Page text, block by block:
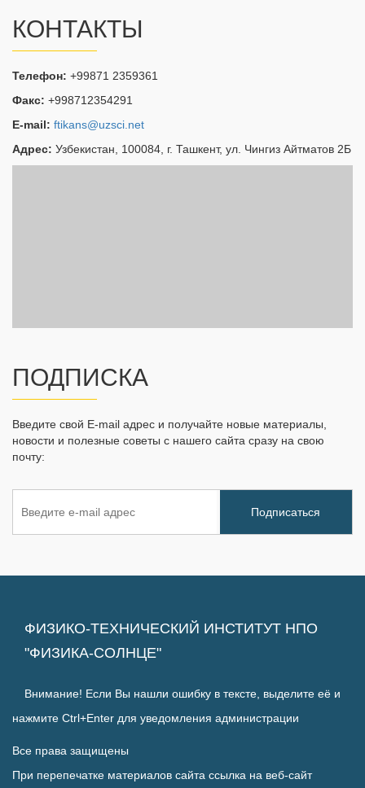
КОНТАКТЫ
Телефон: +99871 2359361
Факс: +998712354291
E-mail: ftikans@uzsci.net
Адрес: Узбекистан, 100084, г. Ташкент, ул. Чингиз Айтматов 2Б
ПОДПИСКА
Введите свой E-mail адрес и получайте новые материалы,
новости и полезные советы с нашего сайта сразу на свою
почту:
ФИЗИКО-ТЕХНИЧЕСКИЙ ИНСТИТУТ НПО
"ФИЗИКА-СОЛНЦЕ"
Внимание! Если Вы нашли ошибку в тексте, выделите её и
нажмите Ctrl+Enter для уведомления администрации
Все права защищены
При перепечатке материалов сайта ссылка на веб-сайт